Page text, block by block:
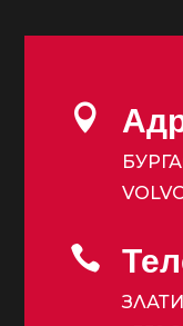

